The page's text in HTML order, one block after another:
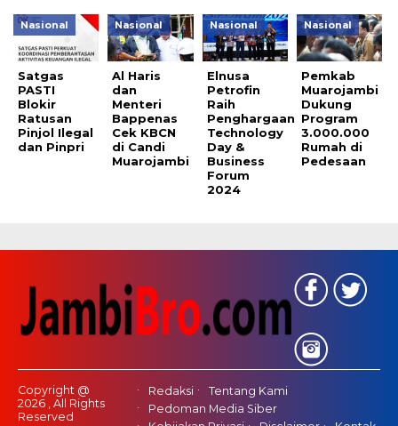
Nasional
Satgas
PASTI
Blokir
Ratusan
Pinjol Ilegal
dan Pinpri
Nasional
Al Haris
dan
Menteri
Bappenas
Cek KBCN
di Candi
Muarojambi
Nasional
Elnusa
Petrofin
Raih
Penghargaan
Technology
Day &
Business
Forum
2024
Nasional
Pemkab
Muarojambi
Dukung
Program
3.000.000
Rumah di
Pedesaan
Copyright @
2026 , All Rights
Reserved
Redaksi
Tentang Kami
Pedoman Media Siber